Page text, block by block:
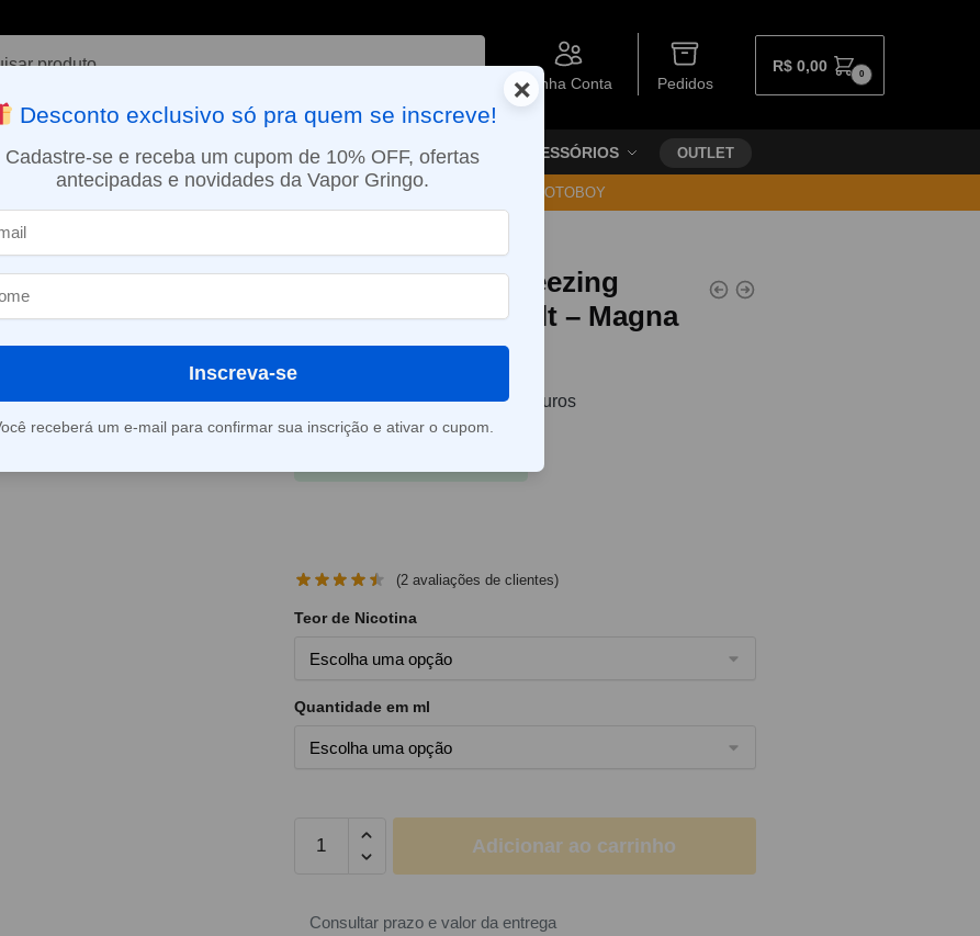
Minha Conta Pedidos
R$ 0,00 0
VAPORIZADOR DE ERVAS E-LIQUÍDOS NICOTINA ORAL ACESSÓRIOS OUTLET
DIA EM SÃO PAULO (SEG A SEX): PEDIDOS APROVADOS ATÉ 15:30 VIA MOTOBOY
Magna Freezing Tango Ice – Nic Salt – Magna
Líquido Magna Freezing
Tango Ice – Nic Salt – Magna
Em até 3x deR$22,97sem juros
(2 avaliações de clientes)
Teor de Nicotina
Quantidade em ml
Adicionar ao carrinho
Consultar prazo e valor da entrega
×
Desconto exclusivo só pra quem se inscreve!
Cadastre-se e receba um cupom de 10% OFF, ofertas
antecipadas e novidades da Vapor Gringo.
Inscreva-se
receberá um e-mail para confirmar sua inscrição e ativar o cupom.